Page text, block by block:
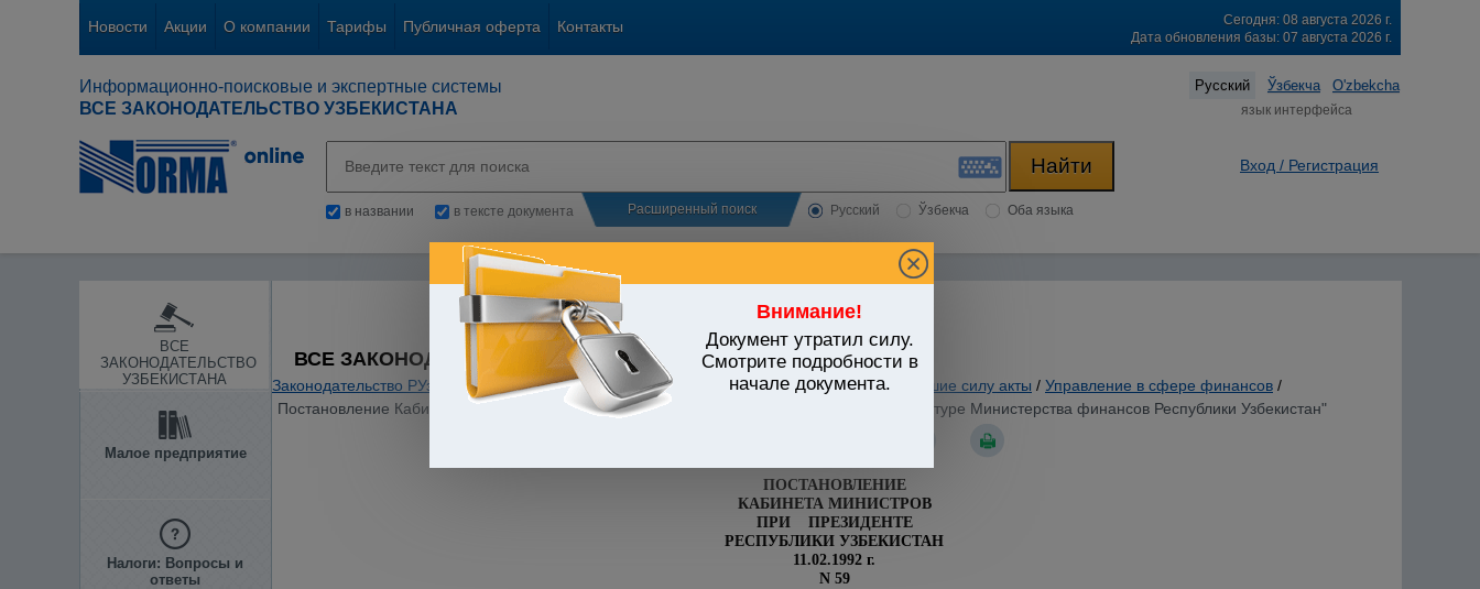
Новости Акции О компании Тарифы Публичная оферта Контакты
Сегодня: 08 августа 2026 г.
Дата обновления базы: 07 августа 2026 г.
Информационно-поисковые и экспертные системы
ВСЕ ЗАКОНОДАТЕЛЬСТВО УЗБЕКИСТАНА
Русский Ўзбекча O'zbekcha
язык интерфейса
в названии в тексте документа Расширенный поиск Русский Ўзбекча Оба языка
Вход / Регистрация
ВСЕ
ЗАКОНОДАТЕЛЬСТВО
УЗБЕКИСТАНА
Малое предприятие
Налоги: Вопросы и
ответы
Внимание!
Документ утратил силу.
Смотрите подробности в
начале документа.
ВСЕ ЗАКОНОДАТЕЛЬСТВО УЗБЕКИСТАНА
Законодательство РУз Денежная и бюджетная система. Внебюджетные фонды / Утратившие силу акты / Управление в сфере финансов /
Постановление Кабинета Министров Республики Узбекистан от 11.02.1992 г. N 59 "О структуре Министерства финансов Республики Узбекистан"
ПОСТАНОВЛЕНИЕ
КАБИНЕТА МИНИСТРОВ
ПРИ ПРЕЗИДЕНТЕ
РЕСПУБЛИКИ УЗБЕКИСТАН
11.02.1992 г.
N 59